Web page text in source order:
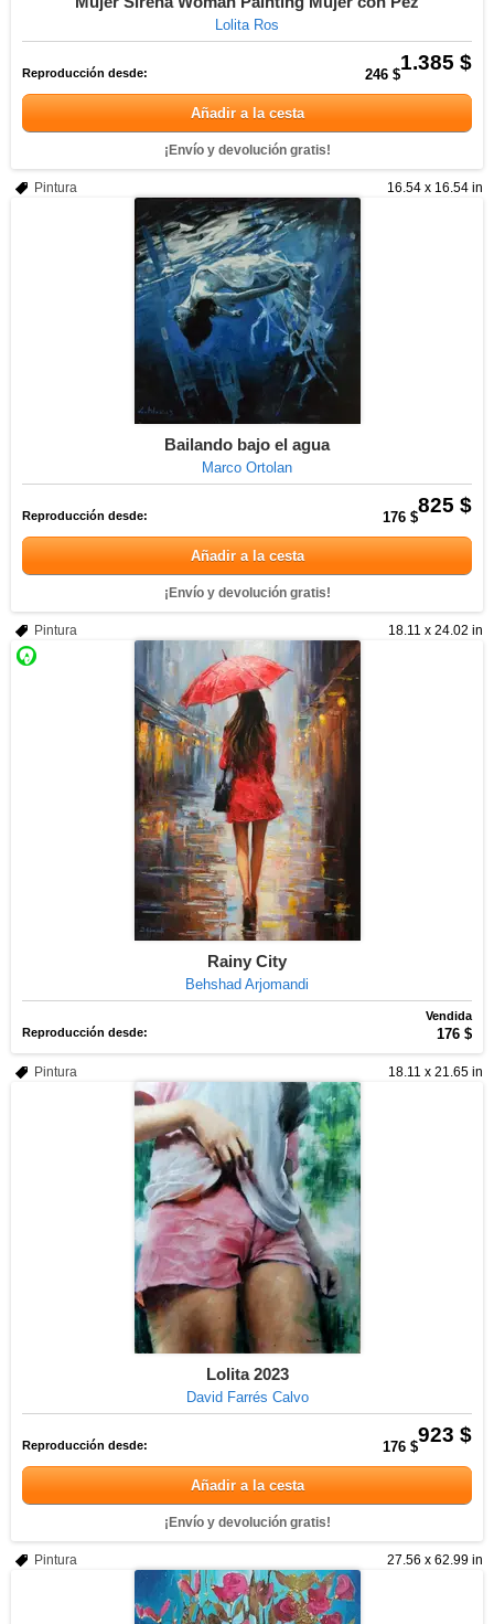
Lolita Ros
1.385 $
Reproducción desde: 246 $
Añadir a la cesta
¡Envío y devolución gratis!
16.54 x 16.54 in
Pintura
Bailando bajo el agua
Marco Ortolan
825 $
Reproducción desde: 176 $
Añadir a la cesta
¡Envío y devolución gratis!
18.11 x 24.02 in
Pintura
Rainy City
Behshad Arjomandi
Vendida
Reproducción desde:
176 $
18.11 x 21.65 in
Pintura
Lolita 2023
David Farrés Calvo
923 $
Reproducción desde: 176 $
Añadir a la cesta
¡Envío y devolución gratis!
27.56 x 62.99 in
Pintura